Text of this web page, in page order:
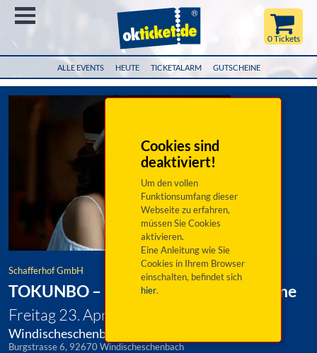
ALLE EVENTS HEUTE TICKETALARM GUTSCHEINE
0 Tickets
Cookies sind
deaktiviert!
Um den vollen
Funktionsumfang dieser
Webseite zu erfahren,
müssen Sie Cookies
aktivieren.
Eine Anleitung wie Sie
Cookies in Ihrem Browser
einschalten, befindet sich
hier.
Schafferhof GmbH
TOKUNBO – Die Königin der leisen Töne
Freitag 23. April 2027
Windischeschenbach / OT Neuhaus, Schafferhof
Burgstrasse 6, 92670 Windischeschenbach